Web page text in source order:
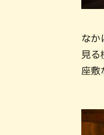
なか
見る
座敷